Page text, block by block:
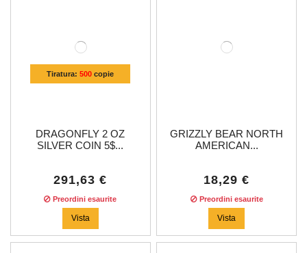
Tiratura:500 copie
DRAGONFLY 2 OZ
SILVER COIN 5$...
291,63 €
Preordini esaurite
Vista
GRIZZLY BEAR NORTH
AMERICAN...
18,29 €
Preordini esaurite
Vista